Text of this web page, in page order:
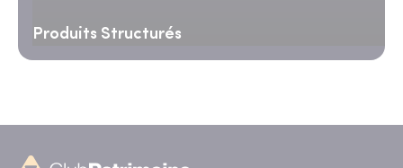
Produits Structurés